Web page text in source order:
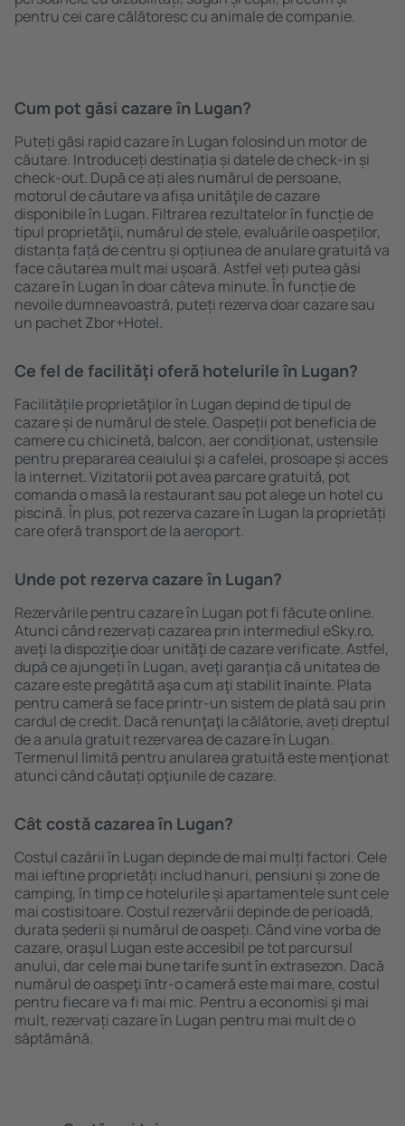
pentru cei care călătoresc cu animale de companie.
Cum pot găsi cazare în Lugan?
Puteți găsi rapid cazare în Lugan folosind un motor de
căutare. Introduceți destinația și datele de check-in și
check-out. După ce ați ales numărul de persoane,
motorul de căutare va afișa unităţile de cazare
disponibile în Lugan. Filtrarea rezultatelor în funcție de
tipul proprietăţii, numărul de stele, evaluările oaspeților,
distanța față de centru și opțiunea de anulare gratuită va
face căutarea mult mai ușoară. Astfel veți putea găsi
cazare în Lugan în doar câteva minute. În funcție de
nevoile dumneavoastră, puteți rezerva doar cazare sau
un pachet Zbor+Hotel.
Ce fel de facilităţi oferă hotelurile în Lugan?
Facilitățile proprietăţilor în Lugan depind de tipul de
cazare și de numărul de stele. Oaspeții pot beneficia de
camere cu chicinetă, balcon, aer condiționat, ustensile
pentru prepararea ceaiului şi a cafelei, prosoape și acces
la internet. Vizitatorii pot avea parcare gratuită, pot
comanda o masă la restaurant sau pot alege un hotel cu
piscină. În plus, pot rezerva cazare în Lugan la proprietăți
care oferă transport de la aeroport.
Unde pot rezerva cazare în Lugan?
Rezervările pentru cazare în Lugan pot fi făcute online.
Atunci când rezervați cazarea prin intermediul eSky.ro,
aveţi la dispoziţie doar unităţi de cazare verificate. Astfel,
după ce ajungeți în Lugan, aveţi garanţia că unitatea de
cazare este pregătită aşa cum aţi stabilit ȋnainte. Plata
pentru cameră se face printr-un sistem de plată sau prin
cardul de credit. Dacă renunţaţi la călătorie, aveți dreptul
de a anula gratuit rezervarea de cazare în Lugan.
Termenul limită pentru anularea gratuită este menţionat
atunci când căutați opţiunile de cazare.
Cât costă cazarea în Lugan?
Costul cazării în Lugan depinde de mai mulți factori. Cele
mai ieftine proprietăți includ hanuri, pensiuni și zone de
camping, în timp ce hotelurile și apartamentele sunt cele
mai costisitoare. Costul rezervării depinde de perioadă,
durata șederii și numărul de oaspeți. Când vine vorba de
cazare, oraşul Lugan este accesibil pe tot parcursul
anului, dar cele mai bune tarife sunt în extrasezon. Dacă
numărul de oaspeţi ȋntr-o cameră este mai mare, costul
pentru fiecare va fi mai mic. Pentru a economisi şi mai
mult, rezervați cazare în Lugan pentru mai mult de o
săptămână.